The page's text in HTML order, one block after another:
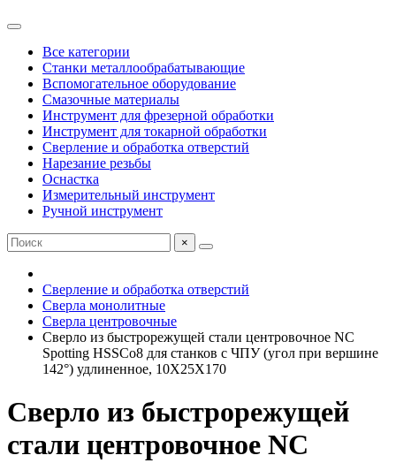
Все категории
Станки металлообрабатывающие
Вспомогательное оборудование
Смазочные материалы
Инструмент для фрезерной обработки
Инструмент для токарной обработки
Сверление и обработка отверстий
Нарезание резьбы
Оснастка
Измерительный инструмент
Ручной инструмент
×
Сверление и обработка отверстий
Сверла монолитные
Сверла центровочные
Сверло из быстрорежущей стали центровочное NC
Spotting HSSCo8 для станков с ЧПУ (угол при вершине
142°) удлиненное, 10X25X170
Сверло из быстрорежущей
стали центровочное NC